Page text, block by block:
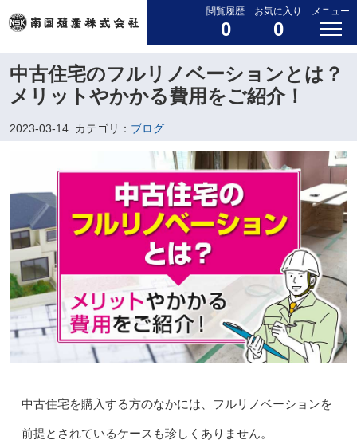
閲覧履歴
0
お気に入り
0
メニュー
中古住宅のフルリノベーションとは？
メリットやかかる費用をご紹介！
2023-03-14 カテゴリ： ブログ
中古住宅を購入する方のなかには、フルリノベーションを
前提とされているケースも珍しくありません。